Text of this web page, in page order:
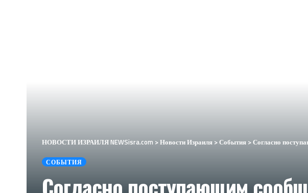
НОВОСТИ ИЗРАИЛЯ NEWSisra.com >Новости Израиля >События >Согласно
СОБЫТИЯ